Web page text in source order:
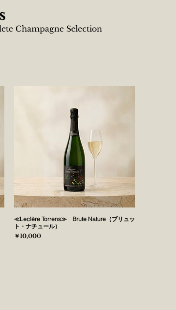
Champagne Selection
≪Leclère Torrens≫ Brute Nature（ブリュッ
ト・ナチュール）
価格
￥10,000